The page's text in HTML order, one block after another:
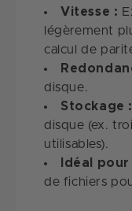
Vitesse :
légèrement
calcul de
disque.
Stockage :
disque (ex.
utilisables).
Idéal pour
de fichiers